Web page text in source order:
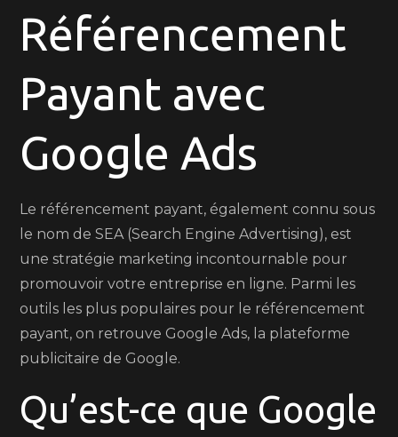
Votre
Visibilité
Ligne
avec
Référencement
Google
Ads
Référencement
Payant avec
Google Ads
Le référencement payant, également connu sous
le nom de SEA (Search Engine Advertising), est
une stratégie marketing incontournable pour
promouvoir votre entreprise en ligne. Parmi les
outils les plus populaires pour le référencement
payant, on retrouve Google Ads, la plateforme
publicitaire de Google.
Qu’est-ce que Google